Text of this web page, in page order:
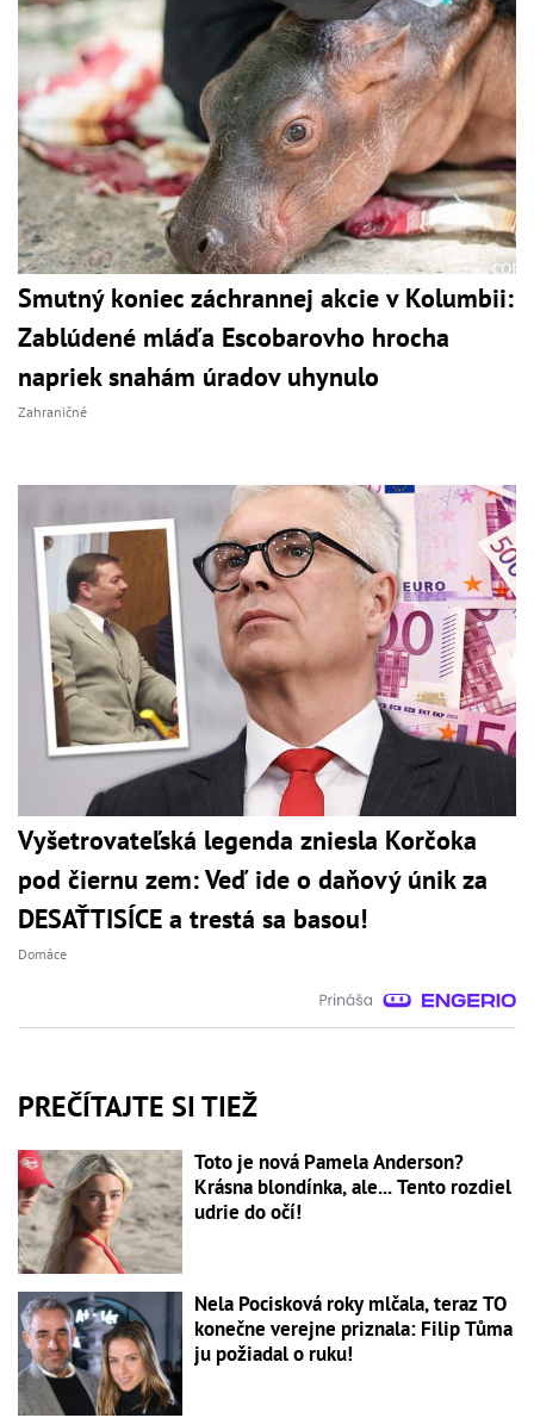
Smutný koniec záchrannej akcie v Kolumbii:
Zablúdené mláďa Escobarovho hrocha
napriek snahám úradov uhynulo
Zahraničné
Vyšetrovateľská legenda zniesla Korčoka
pod čiernu zem: Veď ide o daňový únik za
DESAŤTISÍCE a trestá sa basou!
Domáce
PREČÍTAJTE SI TIEŽ
Toto je nová Pamela Anderson?
Krásna blondínka, ale... Tento rozdiel
udrie do očí!
Nela Pocisková roky mlčala, teraz TO
konečne verejne priznala: Filip Tůma
ju požiadal o ruku!